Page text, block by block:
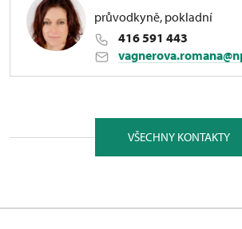
průvodkyně, pokladní
416 591 443
náměstí 5. května 1/,
VŠECHNY KONTAKTY